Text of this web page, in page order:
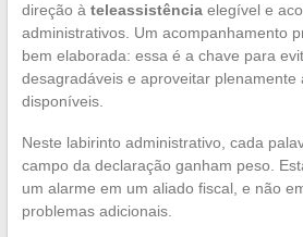
direção à teleassistênciaelegível e
administrativos. Um acompanhamento
bem elaborada: essa é a chave para
desagradáveis e aproveitar plenamente
disponíveis.
Neste labirinto administrativo, cada
campo da declaração ganham peso.
um alarme em um aliado fiscal, e não
problemas adicionais.